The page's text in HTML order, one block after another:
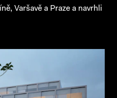
Varšavě a Praze a navrhli